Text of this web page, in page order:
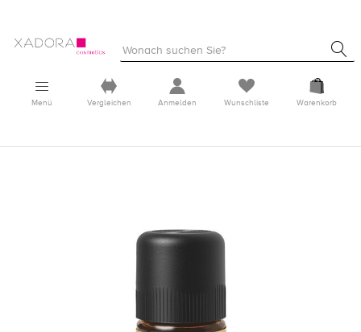
Menü Vergleichen Anmelden Wunschliste Warenkorb